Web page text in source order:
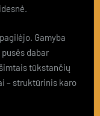
Gamyba
dabar
tūkstančių
– struktūrinis karo